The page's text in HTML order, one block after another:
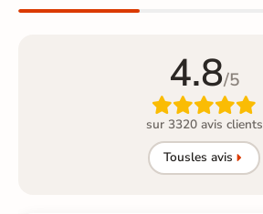
4.8/5

sur 3320 avis clients
Tousles avis